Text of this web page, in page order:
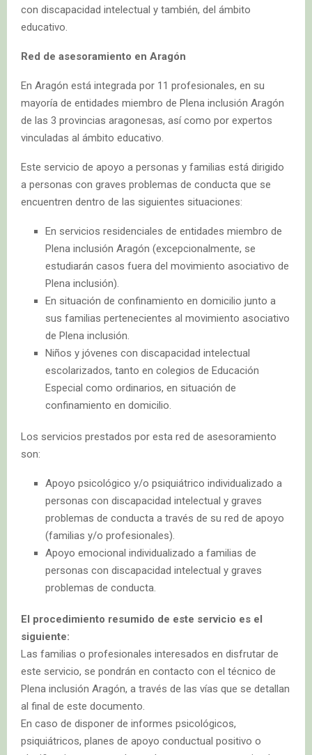
con discapacidad intelectual y también, del ámbito
educativo.
Red de asesoramiento en Aragón
En Aragón está integrada por 11 profesionales, en su
mayoría de entidades miembro de Plena inclusión Aragón
de las 3 provincias aragonesas, así como por expertos
vinculadas al ámbito educativo.
Este servicio de apoyo a personas y familias está dirigido
a personas con graves problemas de conducta que se
encuentren dentro de las siguientes situaciones:
En servicios residenciales de entidades miembro de
Plena inclusión Aragón (excepcionalmente, se
estudiarán casos fuera del movimiento asociativo de
Plena inclusión).
En situación de confinamiento en domicilio junto a
sus familias pertenecientes al movimiento asociativo
de Plena inclusión.
Niños y jóvenes con discapacidad intelectual
escolarizados, tanto en colegios de Educación
Especial como ordinarios, en situación de
confinamiento en domicilio.
Los servicios prestados por esta red de asesoramiento
son:
Apoyo psicológico y/o psiquiátrico individualizado a
personas con discapacidad intelectual y graves
problemas de conducta a través de su red de apoyo
(familias y/o profesionales).
Apoyo emocional individualizado a familias de
personas con discapacidad intelectual y graves
problemas de conducta.
El procedimiento resumido de este servicio es el
siguiente:
Las familias o profesionales interesados en disfrutar de
este servicio, se pondrán en contacto con el técnico de
Plena inclusión Aragón, a través de las vías que se detallan
al final de este documento.
En caso de disponer de informes psicológicos,
psiquiátricos, planes de apoyo conductual positivo o